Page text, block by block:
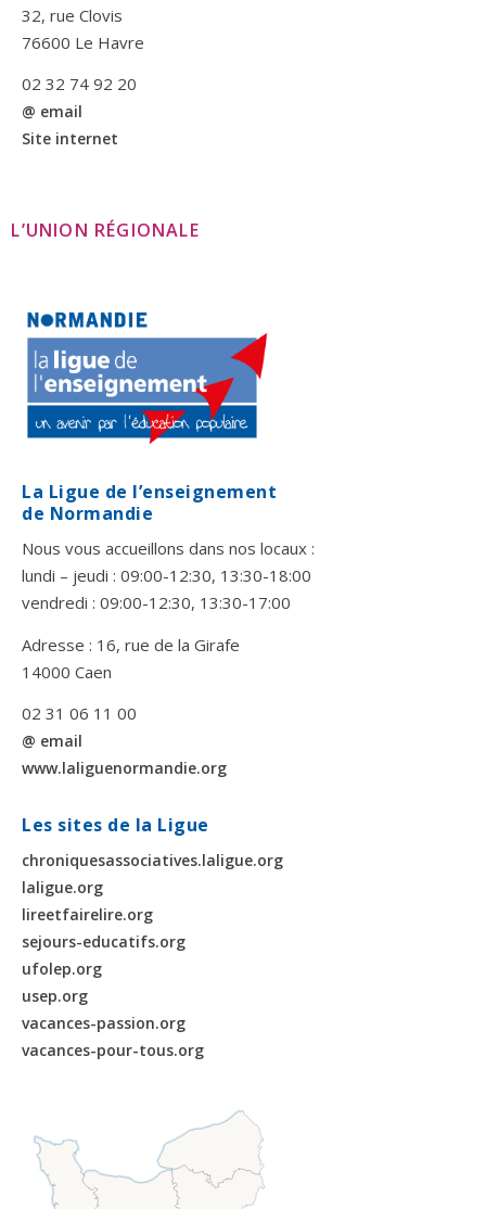
32, rue Clovis
76600 Le Havre
02 32 74 92 20
@ email
Site internet
L’UNION RÉGIONALE
La Ligue de l’enseignement
de Normandie
Nous vous accueillons dans nos locaux :
lundi – jeudi : 09:00-12:30, 13:30-18:00
vendredi : 09:00-12:30, 13:30-17:00
Adresse : 16, rue de la Girafe
14000 Caen
02 31 06 11 00
@ email
www.laliguenormandie.org
Les sites de la Ligue
chroniquesassociatives.laligue.org
laligue.org
lireetfairelire.org
sejours-educatifs.org
ufolep.org
usep.org
vacances-passion.org
vacances-pour-tous.org